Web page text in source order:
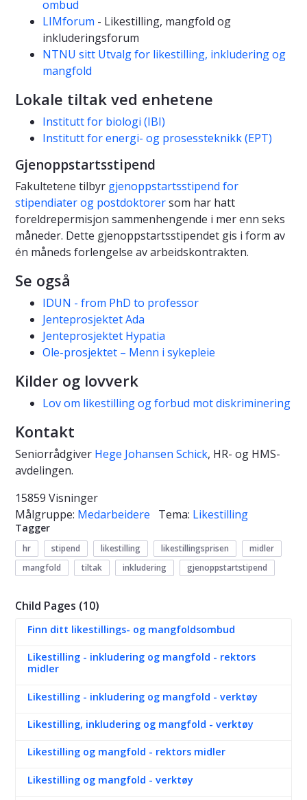
ombud
LIMforum - Likestilling, mangfold og
inkluderingsforum
NTNU sitt Utvalg for likestilling, inkludering og
mangfold
Lokale tiltak ved enhetene
Institutt for biologi (IBI)
Institutt for energi- og prosessteknikk (EPT)
Gjenoppstartsstipend
Fakultetene tilbyr gjenoppstartsstipend for
stipendiater og postdoktorersom har hatt
foreldrepermisjon sammenhengende i mer enn seks
måneder. Dette gjenoppstartsstipendet gis i form av
én måneds forlengelse av arbeidskontrakten.
Se også
IDUN - from PhD to professor
Jenteprosjektet Ada
Jenteprosjektet Hypatia
Ole-prosjektet – Menn i sykepleie
Kilder og lovverk
Lov om likestilling og forbud mot diskriminering
Kontakt
Seniorrådgiver Hege Johansen Schick, HR- og HMS-
avdelingen.
15859 Visninger
Målgruppe: Medarbeidere Tema: Likestilling
Tagger
hr stipend likestilling likestillingsprisen
midler
mangfold
tiltak inkludering gjenoppstartstipend
Child Pages (10)
Finn ditt likestillings- og mangfoldsombud
Likestilling - inkludering og mangfold - rektors
midler
Likestilling - inkludering og mangfold - verktøy
Likestilling, inkludering og mangfold - verktøy
Likestilling og mangfold - rektors midler
Likestilling og mangfold - verktøy